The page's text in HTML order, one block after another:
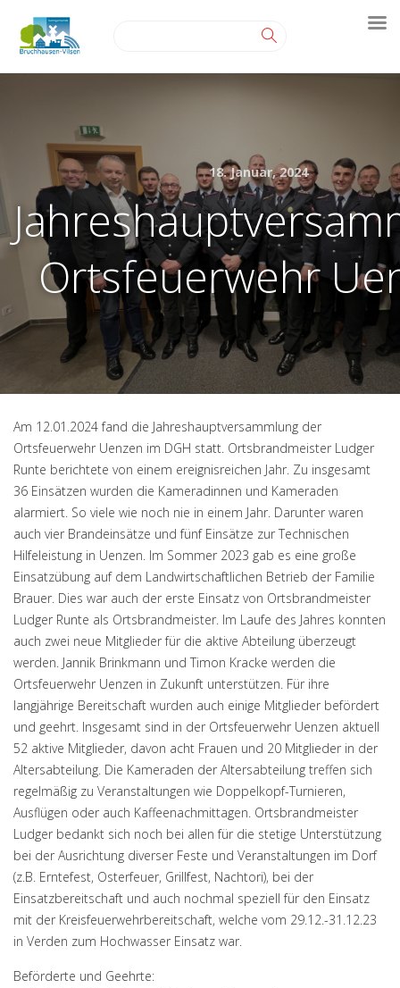
18. Januar, 2024
Ortsfeuerwehr
Am 12.01.2024 fand die Jahreshauptversammlung der
Ortsfeuerwehr Uenzen im DGH statt. Ortsbrandmeister Ludger
Runte berichtete von einem ereignisreichen Jahr. Zu insgesamt
36 Einsätzen wurden die Kameradinnen und Kameraden
alarmiert. So viele wie noch nie in einem Jahr. Darunter waren
auch vier Brandeinsätze und fünf Einsätze zur Technischen
Hilfeleistung in Uenzen. Im Sommer 2023 gab es eine große
Einsatzübung auf dem Landwirtschaftlichen Betrieb der Familie
Brauer. Dies war auch der erste Einsatz von Ortsbrandmeister
Ludger Runte als Ortsbrandmeister. Im Laufe des Jahres konnten
auch zwei neue Mitglieder für die aktive Abteilung überzeugt
werden. Jannik Brinkmann und Timon Kracke werden die
Ortsfeuerwehr Uenzen in Zukunft unterstützen. Für ihre
langjährige Bereitschaft wurden auch einige Mitglieder befördert
und geehrt. Insgesamt sind in der Ortsfeuerwehr Uenzen aktuell
52 aktive Mitglieder, davon acht Frauen und 20 Mitglieder in der
Altersabteilung. Die Kameraden der Altersabteilung treffen sich
regelmäßig zu Veranstaltungen wie Doppelkopf-Turnieren,
Ausflügen oder auch Kaffeenachmittagen. Ortsbrandmeister
Ludger bedankt sich noch bei allen für die stetige Unterstützung
bei der Ausrichtung diverser Feste und Veranstaltungen im Dorf
(z.B. Erntefest, Osterfeuer, Grillfest, Nachtori), bei der
Einsatzbereitschaft und auch nochmal speziell für den Einsatz
mit der Kreisfeuerwehrbereitschaft, welche vom 29.12.-31.12.23
in Verden zum Hochwasser Einsatz war.
Beförderte und Geehrte: